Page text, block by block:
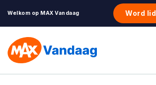
Welkom op MAX Vandaag Word lid